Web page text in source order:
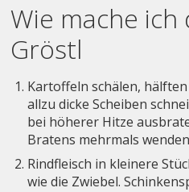
Wie mache ich
Gröstl
Kartoffeln schälen,
allzu dicke Scheiben
bei höherer Hitze
Bratens mehrmals
Rindfleisch in kleinere
wie die Zwiebel.